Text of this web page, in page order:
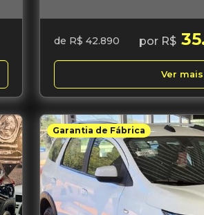
de R$ 42.890 por R$
Ver mais
Garantia de Fábrica